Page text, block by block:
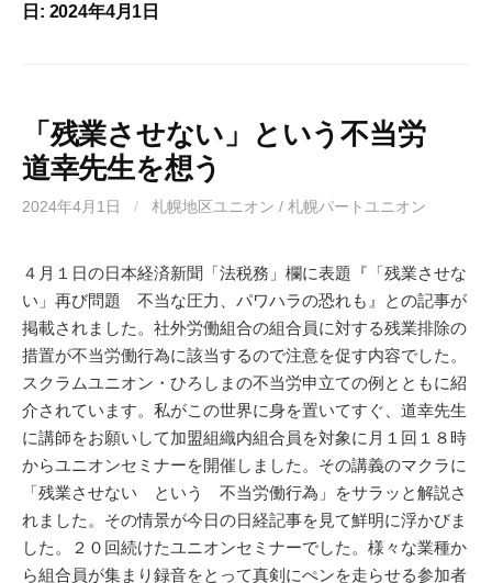
日: 2024年4月1日
「残業させない」という不当労
道幸先生を想う
2024年4月1日 / 札幌地区ユニオン / 札幌パートユニオン
４月１日の日本経済新聞「法税務」欄に表題『「残業させな
い」再び問題 不当な圧力、パワハラの恐れも』との記事が
掲載されました。社外労働組合の組合員に対する残業排除の
措置が不当労働行為に該当するので注意を促す内容でした。
スクラムユニオン・ひろしまの不当労申立ての例とともに紹
介されています。私がこの世界に身を置いてすぐ、道幸先生
に講師をお願いして加盟組織内組合員を対象に月１回１８時
からユニオンセミナーを開催しました。その講義のマクラに
「残業させない という 不当労働行為」をサラッと解説さ
れました。その情景が今日の日経記事を見て鮮明に浮かびま
した。２０回続けたユニオンセミナーでした。様々な業種か
ら組合員が集まり録音をとって真剣にぺンを走らせる参加者